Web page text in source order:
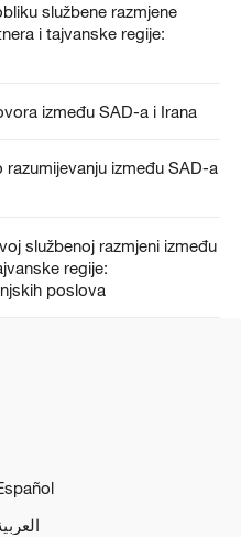
službene razmjene
i tajvanske regije:
između SAD-a i Irana
između SAD-a
službenoj razmjeni između
regije:
poslova